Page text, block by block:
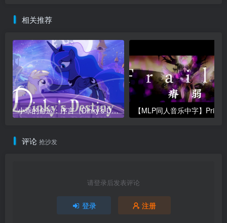
相关推荐
小乖的命运：序言（Dinky’s Destiny: Prologue）
评论 抢沙发
请登录后发表评论
登录 注册